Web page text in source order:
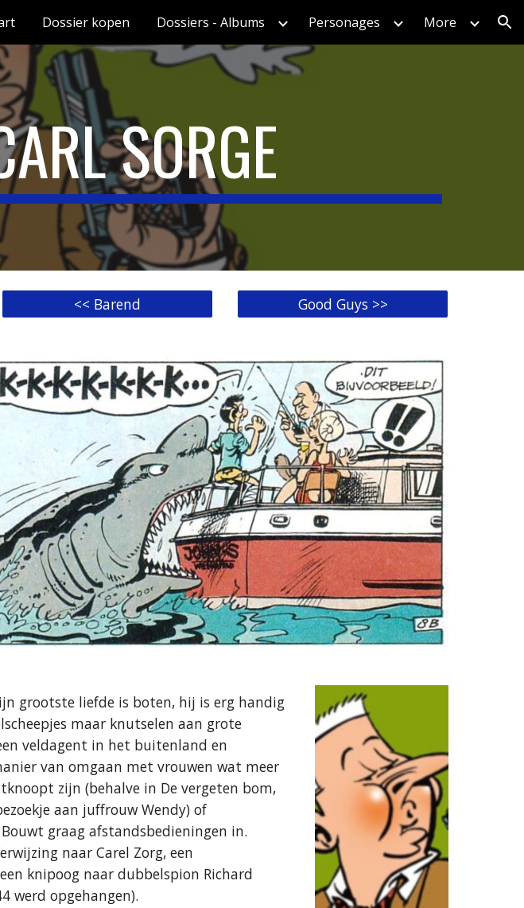
Skip to navigation
Dossier kopen Dossiers - Albums Personages More
SORGE
<< Barend Good Guys >>
grootste liefde is boten, hij is erg handig
maar knutselen aan grote
veldagent in het buitenland en
van omgaan met vrouwen wat meer
zijn (behalve in De vergeten bom,
aan juffrouw Wendy) of
graag afstandsbedieningen in.
naar Carel Zorg, een
knipoog naar dubbelspion Richard
werd opgehangen).